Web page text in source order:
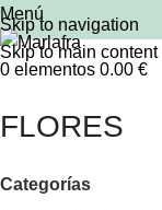
Skip to navigation
Skip to main content
Menú
0 elementos 0.00 €
FLORES
Categorías